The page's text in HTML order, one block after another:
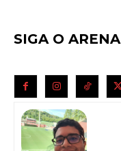
SIGA O ARENA